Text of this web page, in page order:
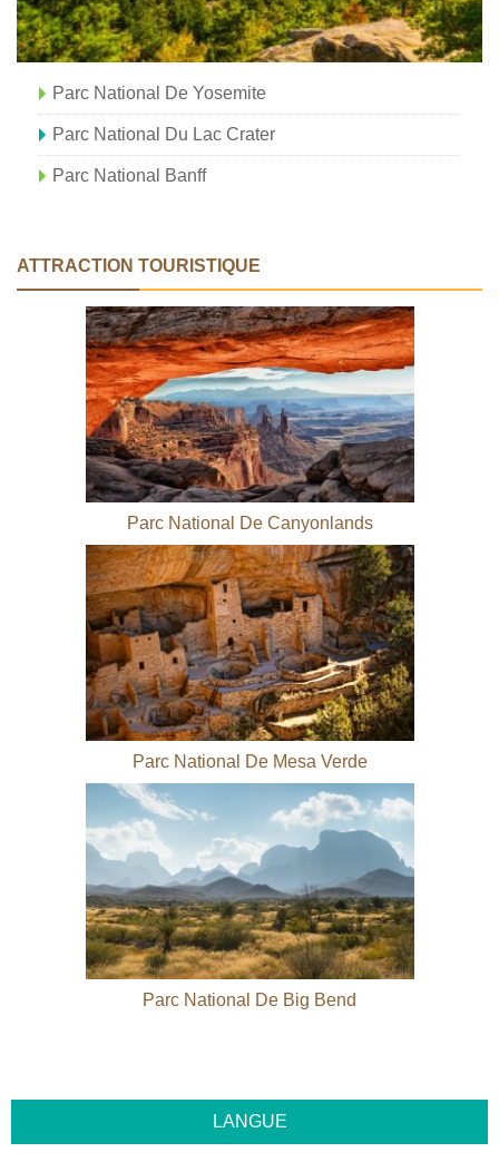
Parc National De Yosemite
Parc National Du Lac Crater
Parc National Banff
ATTRACTION TOURISTIQUE
Parc National De Canyonlands
Parc National De Mesa Verde
Parc National De Big Bend